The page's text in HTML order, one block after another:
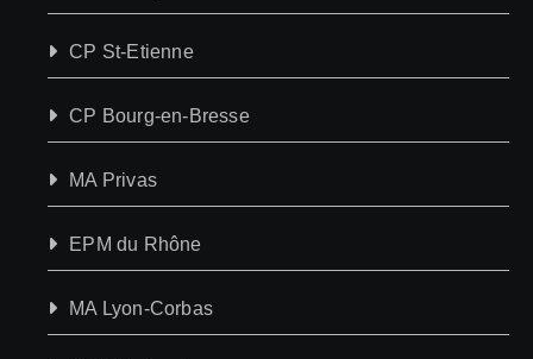
CP St-Etienne
CP Bourg-en-Bresse
MA Privas
EPM du Rhône
MA Lyon-Corbas